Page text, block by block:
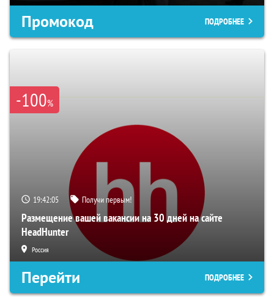
Промокод ПОДРОБНЕЕ
-100%
19:42:04 Получи первым!
Размещение вашей вакансии на 30 дней на сайте
HeadHunter
Россия
Перейти ПОДРОБНЕЕ